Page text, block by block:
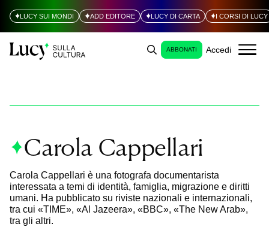
LUCY SUI MONDI ADD EDITORE LUCY DI CARTA I CORSI DI LUCY
ABBONATI Accedi
Carola Cappellari
Carola Cappellari è una fotografa documentarista
interessata a temi di identità, famiglia, migrazione e diritti
umani. Ha pubblicato su riviste nazionali e internazionali,
tra cui «TIME», «Al Jazeera», «BBC», «The New Arab»,
tra gli altri.